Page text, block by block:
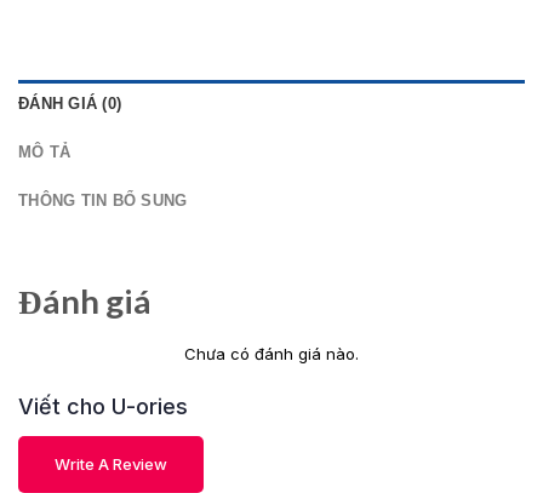
ĐÁNH GIÁ (0)
MÔ TẢ
THÔNG TIN BỔ SUNG
Đánh giá
Chưa có đánh giá nào.
Viết cho U-ories
Write A Review